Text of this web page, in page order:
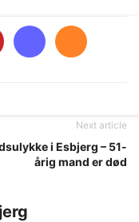
Next article
i Esbjerg – 51-
årig mand er død